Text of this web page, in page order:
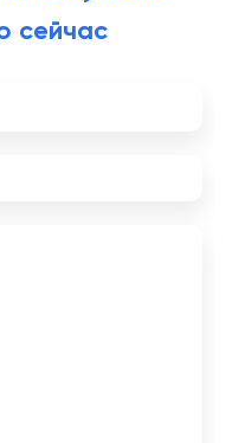
сейчас